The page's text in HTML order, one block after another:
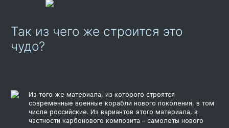
Так из чего же строится это
чудо?
Из того же материала, из которого строятся
современные военные корабли нового поколения, в том
числе российские. Из вариантов этого материала, в
частности карбонового композита – самолеты нового